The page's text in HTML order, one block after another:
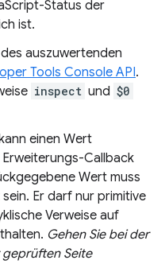
Status der
ist.
auszuwertenden
Tools Console API.
inspect und $0
einen Wert
Callback
Wert muss
Er darf nur primitive
Verweise auf
Gehen Sie bei der
Seite